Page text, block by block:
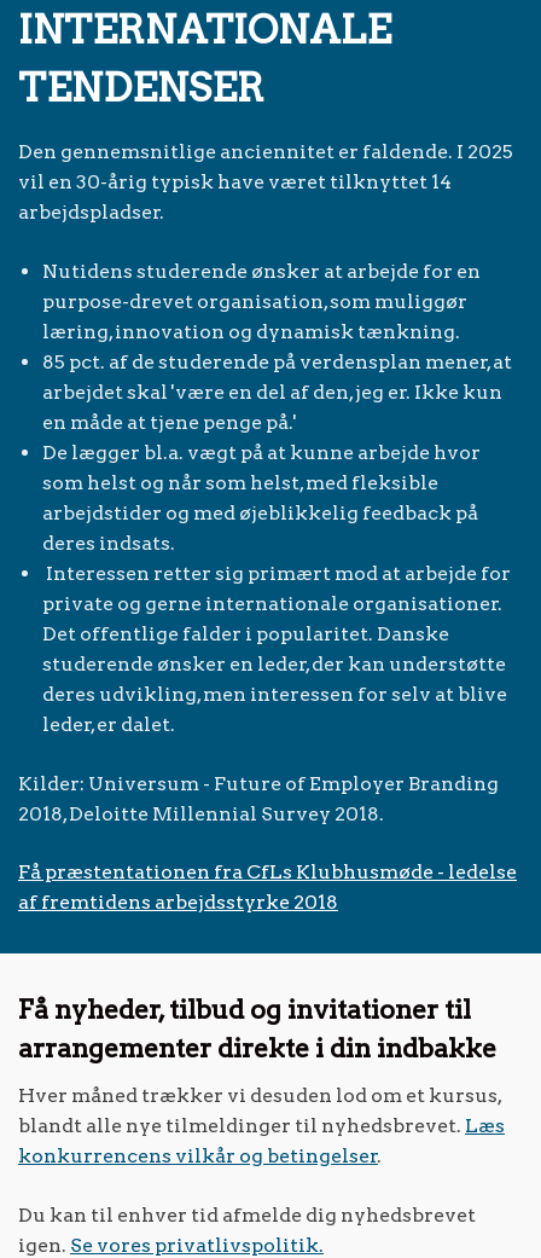
INTERNATIONALE
TENDENSER
Den gennemsnitlige anciennitet er faldende. I 2025
vil en 30-årig typisk have været tilknyttet 14
arbejdspladser.
Nutidens studerende ønsker at arbejde for en
purpose-drevet organisation, som muliggør
læring, innovation og dynamisk tænkning.
85 pct. af de studerende på verdensplan mener, at
arbejdet skal 'være en del af den, jeg er. Ikke kun
en måde at tjene penge på.'
De lægger bl.a. vægt på at kunne arbejde hvor
som helst og når som helst, med fleksible
arbejdstider og med øjeblikkelig feedback på
deres indsats.
Interessen retter sig primært mod at arbejde for
private og gerne internationale organisationer.
Det offentlige falder i popularitet. Danske
studerende ønsker en leder, der kan understøtte
deres udvikling, men interessen for selv at blive
leder, er dalet.
Kilder: Universum - Future of Employer Branding
2018, Deloitte Millennial Survey 2018.
Få præstentationen fra CfLs Klubhusmøde - ledelse
af fremtidens arbejdsstyrke 2018
Få nyheder, tilbud og invitationer til
arrangementer direkte i din indbakke
Hver måned trækker vi desuden lod om et kursus,
blandt alle nye tilmeldinger til nyhedsbrevet. Læs
konkurrencens vilkår og betingelser.
Du kan til enhver tid afmelde dig nyhedsbrevet
igen. Se vores privatlivspolitik.